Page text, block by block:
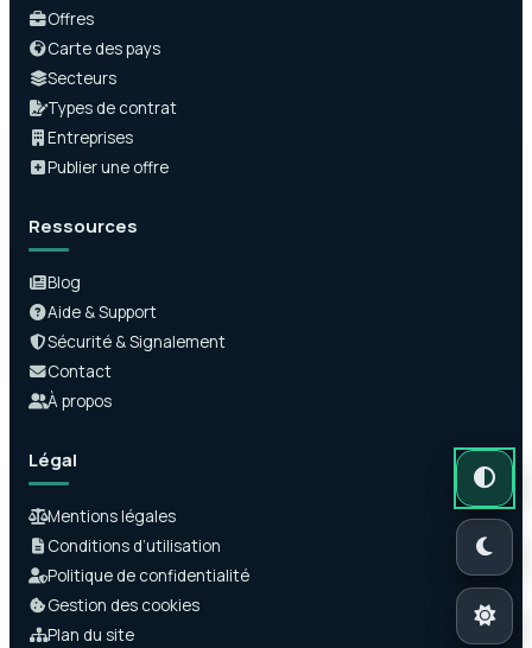
Offres
Carte des pays
Secteurs
Types de contrat
Entreprises
Publier une offre
Ressources
Blog
Aide & Support
Sécurité & Signalement
Contact
À propos
Légal
Mentions légales
Conditions d’utilisation
Politique de confidentialité
Gestion des cookies
Plan du site
Mode
Mode
Mode clair